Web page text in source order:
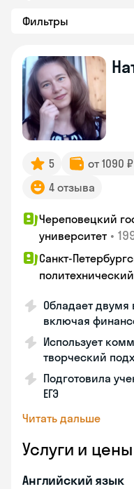
Фильтры
5 от 1090
4 отзыва
Череповецкий
университет •
Санкт-
Обладает
включая
Использует
творческий
Подготовила
ЕГЭ
Читать дальше
Услуги и цены
Английский язык